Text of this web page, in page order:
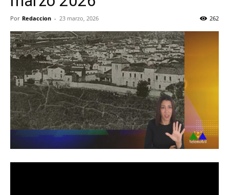
Por Redaccion - 23 marzo, 2026 262